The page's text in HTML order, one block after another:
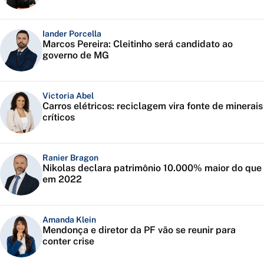
Iander Porcella
Marcos Pereira: Cleitinho será candidato ao
governo de MG
Victoria Abel
Carros elétricos: reciclagem vira fonte de minerais
críticos
Ranier Bragon
Nikolas declara patrimônio 10.000% maior do que
em 2022
Amanda Klein
Mendonça e diretor da PF vão se reunir para
conter crise